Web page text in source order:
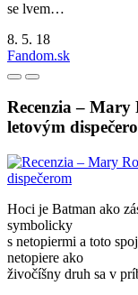
se lvem…
8. 5. 18
Fandom.sk
Recenzia – Mary
letovým
Hoci je Batman ako
symbolicky
s netopiermi a toto
netopiere ako
živočíšny druh sa v